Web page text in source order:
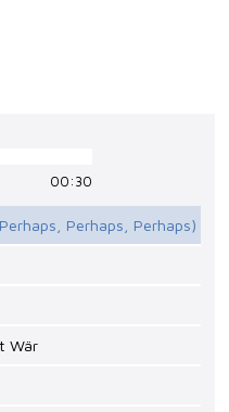
00:30
Perhaps, Perhaps)
Wär